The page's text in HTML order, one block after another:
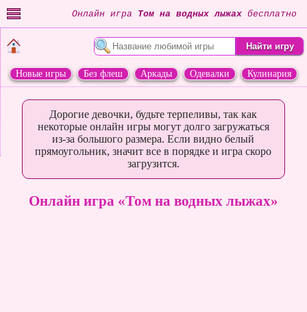
Онлайн игра Том на водных лыжах бесплатно
Новые игры Без флеш Аркады Одевалки
Кулинария
Дорогие девочки, будьте терпеливы, так как
некоторые онлайн игры могут долго загружаться
из-за большого размера. Если видно белый
прямоугольник, значит все в порядке и игра скоро
загрузится.
Онлайн игра «Том на водных лыжах»